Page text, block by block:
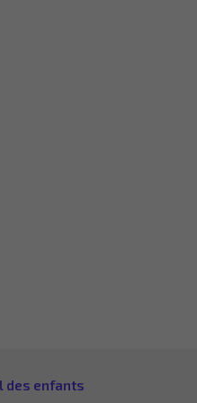
des enfants